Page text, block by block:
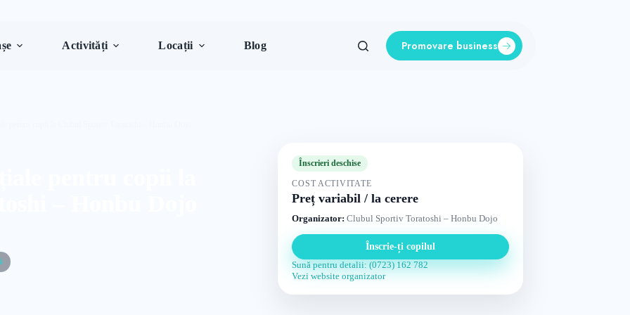
Activități Locații Blog Promovare business
Înscrieri deschise
COST ACTIVITATE
Preț variabil / la cerere
Organizator: Clubul Sportiv Toratoshi – Honbu Dojo
Înscrie-ți copilul
Sună pentru detalii: (0723) 162 782
Vezi website organizator